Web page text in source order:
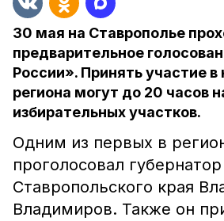
30 мая на Ставрополье
предварительное
России». Принять участие
региона могут до 20 часов
избирательных участков.
Одним из первых в
проголосовал губернатор
Ставропольского края
Владимиров. Также он